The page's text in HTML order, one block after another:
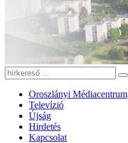
Oroszlányi Médiacentrum
Televízió
Újság
Hirdetés
Kapcsolat